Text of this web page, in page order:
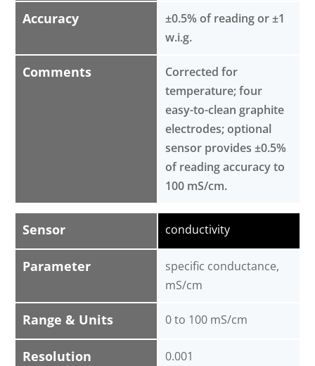
Accuracy
Comments
±0.5% of reading or ±1
w.i.g.
Corrected for
temperature; four
easy-to-clean graphite
electrodes; optional
sensor provides ±0.5%
of reading accuracy to
100 mS/cm.
Sensor
Parameter
Range & Units
Resolution
conductivity
specific conductance,
mS/cm
0 to 100 mS/cm
0.001